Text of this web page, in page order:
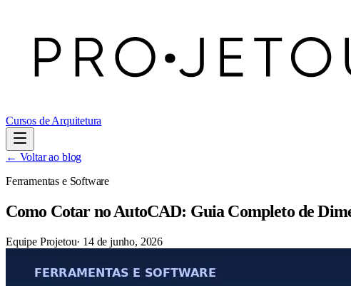
Cursos de Arquitetura
← Voltar ao blog
Ferramentas e Software
Como Cotar no AutoCAD: Guia Completo de
Equipe Projetou· 14 de junho, 2026